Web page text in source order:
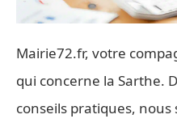
Mairie72.fr, votre
qui concerne la Sarthe.
conseils pratiques,